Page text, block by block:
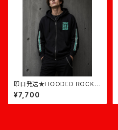
即日発送★HOODED ROCK★
黒×ミント
¥7,700